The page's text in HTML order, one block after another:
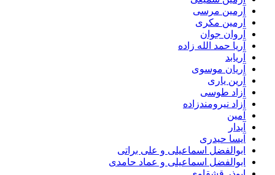
آرمین مرسی
آرمین مکری
آروان جوان
آریا حمد الله زاده
آریابد
آریان موسوی
آرین یاری
آزاد طوسی
آزاد نیرومندزاده
آمین
آیدار
آیسا حیدری
ابوالفضل اسماعیلی و علی براتی
ابوالفضل اسماعیلی و عماد حامدی